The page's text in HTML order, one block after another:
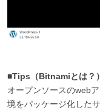
■Tips（Bitnamiとは？
オープンソースのweb
境をパッケージ化した